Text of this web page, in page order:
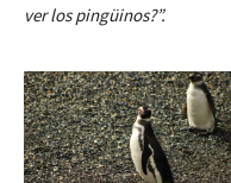
ver los pingüinos?”.